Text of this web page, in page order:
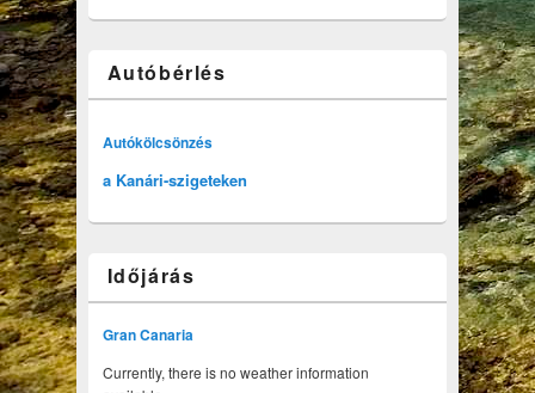
Autóbérlés
Autókölcsönzés
a Kanári-szigeteken
Időjárás
Gran Canaria
Currently, there is no weather information